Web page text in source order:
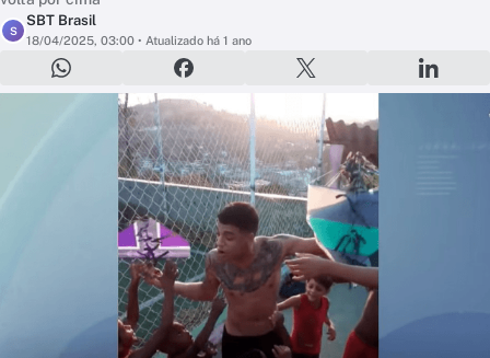
S
SBT Brasil
18/04/2025, 03:00 • Atualizado há 1 ano